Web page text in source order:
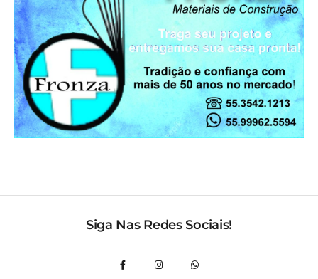
Siga Nas Redes Sociais!